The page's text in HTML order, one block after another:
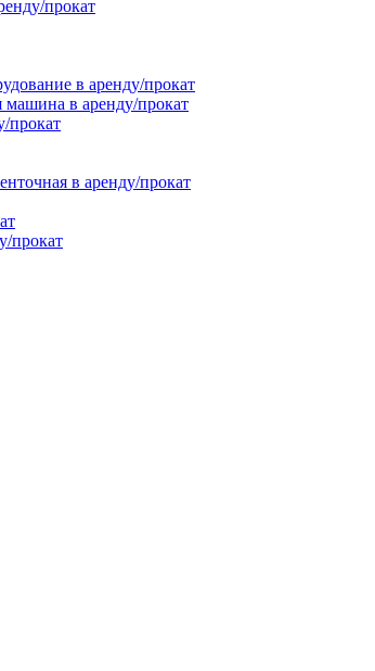
прокат
в аренду/прокат
машина в аренду/прокат
прокат
в аренду/прокат
прокат